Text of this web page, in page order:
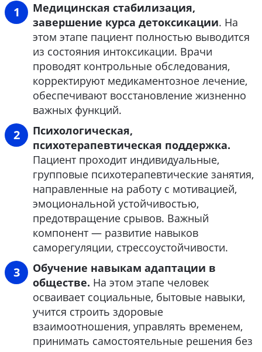
Медицинская стабилизация,
завершение курса детоксикации. На
этом этапе пациент полностью выводится
из состояния интоксикации. Врачи
проводят контрольные обследования,
корректируют медикаментозное лечение,
обеспечивают восстановление жизненно
важных функций.
Психологическая,
психотерапевтическая поддержка.
Пациент проходит индивидуальные,
групповые психотерапевтические занятия,
направленные на работу с мотивацией,
эмоциональной устойчивостью,
предотвращение срывов. Важный
компонент ― развитие навыков
саморегуляции, стрессоустойчивости.
Обучение навыкам адаптации в
обществе. На этом этапе человек
осваивает социальные, бытовые навыки,
учится строить здоровые
взаимоотношения, управлять временем,
принимать самостоятельные решения без